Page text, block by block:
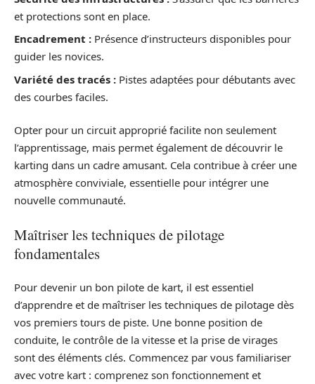
et protections sont en place.
Encadrement : Présence d’instructeurs disponibles pour
guider les novices.
Variété des tracés : Pistes adaptées pour débutants avec
des courbes faciles.
Opter pour un circuit approprié facilite non seulement
l’apprentissage, mais permet également de découvrir le
karting dans un cadre amusant. Cela contribue à créer une
atmosphère conviviale, essentielle pour intégrer une
nouvelle communauté.
Maîtriser les techniques de pilotage
fondamentales
Pour devenir un bon pilote de kart, il est essentiel
d’apprendre et de maîtriser les techniques de pilotage dès
vos premiers tours de piste. Une bonne position de
conduite, le contrôle de la vitesse et la prise de virages
sont des éléments clés. Commencez par vous familiariser
avec votre kart : comprenez son fonctionnement et